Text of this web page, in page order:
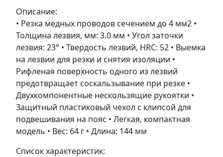
Описание:
• Резка медных проводов сечением до 4 мм2 •
Толщина лезвия, мм: 3.0 мм • Угол заточки
лезвия: 23° • Твердость лезвий, HRC: 52 • Выемка
на лезвии для резки и снятия изоляции •
Рифленая поверхность одного из лезвий
предотвращает соскальзывание при резке •
Двухкомпонентные нескользящие рукоятки •
Защитный пластиковый чехол с клипсой для
подвешивания на пояс • Легкая, компактная
модель • Вес: 64 г • Длина: 144 мм
Список характеристик: